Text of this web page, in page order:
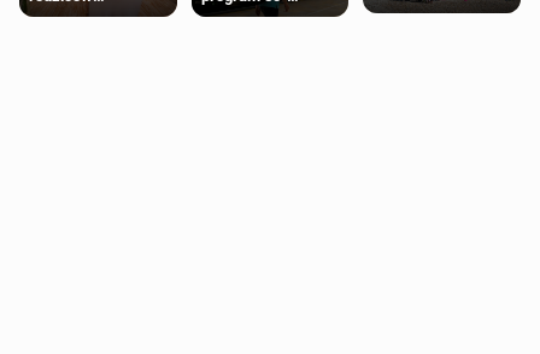
pobierających Child
procentowych
miasteczko blisko